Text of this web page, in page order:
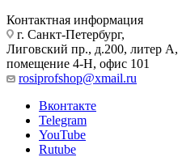
Контактная информация
г. Санкт-Петербург,
Лиговский пр., д.200, литер А,
помещение 4-Н, офис 101
rosiprofshop@xmail.ru
Вконтакте
Telegram
YouTube
Rutube